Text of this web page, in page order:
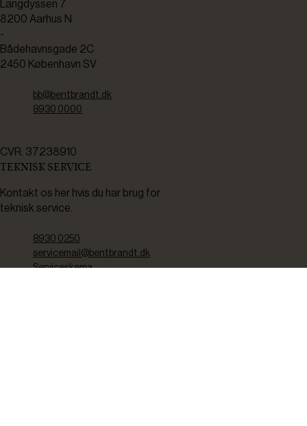
Langdyssen 7
8200 Aarhus N
-
Bådehavnsgade 2C
2450 København SV
bb@bentbrandt.dk
8930 0000
CVR: 37238910
TEKNISK SERVICE
Kontakt os her hvis du har brug for
teknisk service.
8930 0250
servicemail@bentbrandt.dk
Serviceskema